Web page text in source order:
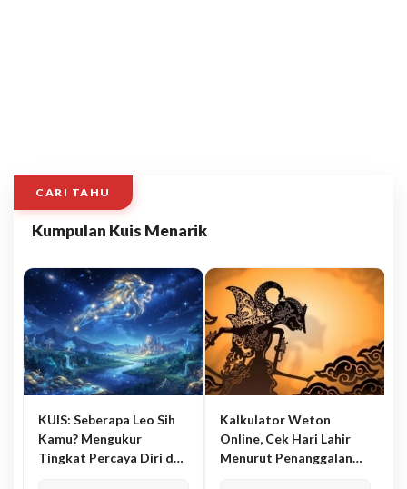
CARI TAHU
Kumpulan Kuis Menarik
KUIS: Seberapa Leo Sih
Kamu? Mengukur
Tingkat Percaya Diri dan
Kalkulator Weton
Online, Cek Hari Lahir
Menurut Penanggalan